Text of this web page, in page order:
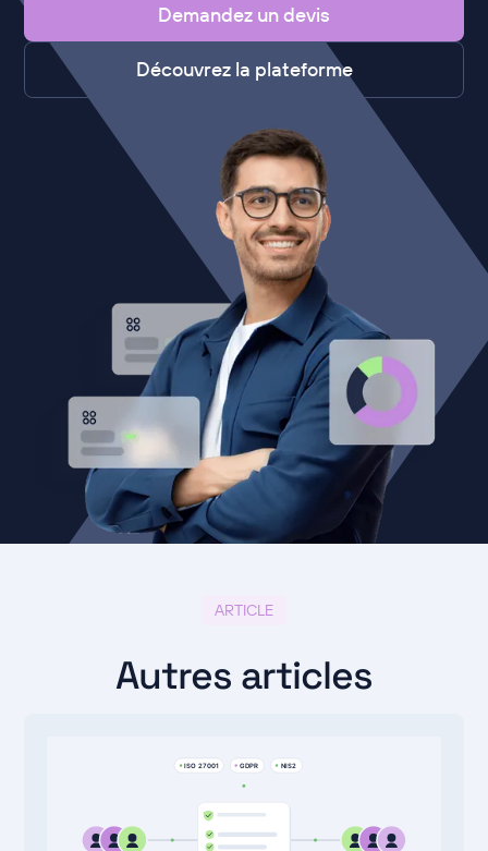
Demandez un devis
Découvrez la plateforme
ARTICLE
Autres articles